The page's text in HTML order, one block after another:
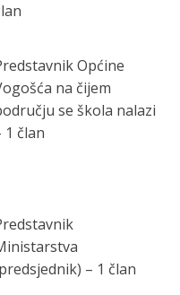
Općine
na čijem
se škola nalazi
1 član
– 1 član